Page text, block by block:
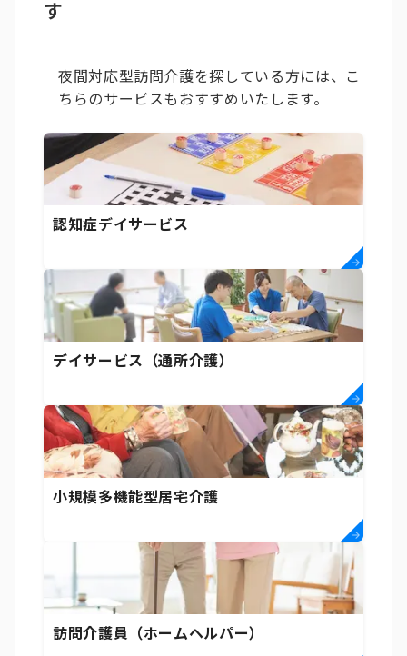
す
夜間対応型訪問介護を探している方には、こ
ちらのサービスもおすすめいたします。
認知症デイサービス
デイサービス（通所介護）
小規模多機能型居宅介護
訪問介護員（ホームヘルパー）